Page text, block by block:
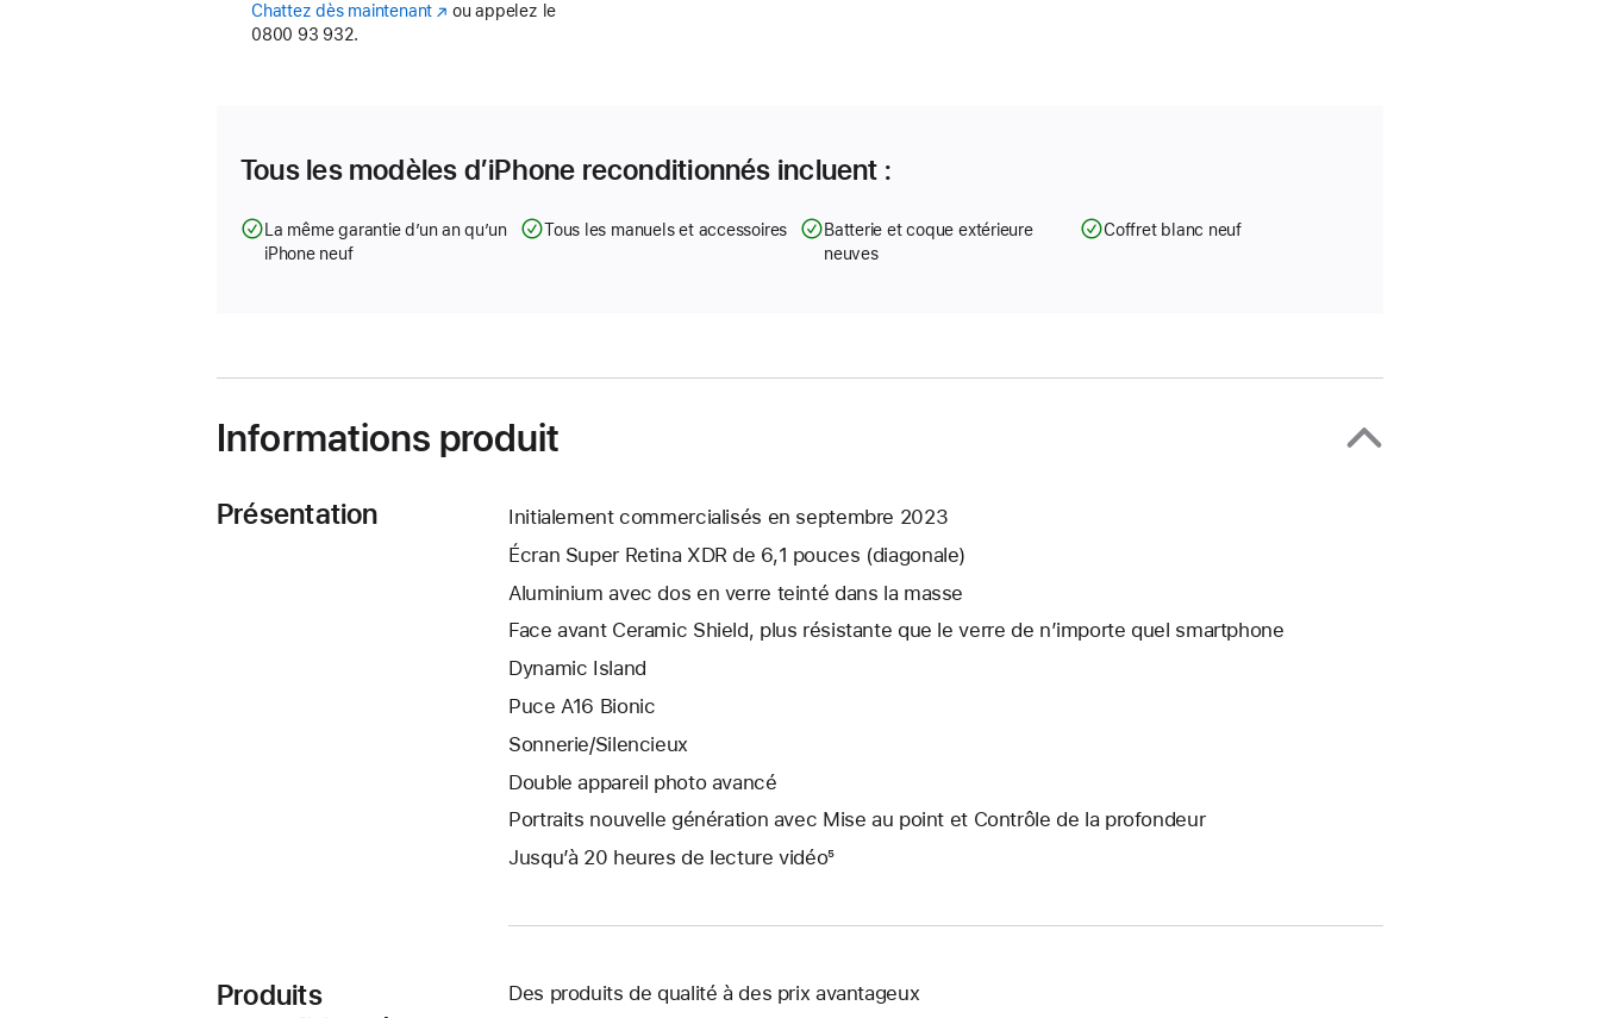
Chattez dès maintenant (s’ouvre
ou appelez le
0800 93 932.
Tous les modèles d’iPhone reconditionnés incluent :
La même garantie d’un an qu’un
iPhone neuf
Tous les manuels et accessoires
Batterie et coque extérieure
neuves
Coffret blanc neuf
Informations produit
Présentation
Initialement commercialisés en septembre 2023
Écran Super Retina XDR de 6,1 pouces (diagonale)
Aluminium avec dos en verre teinté dans la masse
Face avant Ceramic Shield, plus résistante que le verre de n’importe quel smartphone
Dynamic Island
Puce A16 Bionic
Sonnerie/Silencieux
Double appareil photo avancé
Portraits nouvelle génération avec Mise au point et Contrôle de la profondeur
Jusqu’à 20 heures de lecture vidéo⁵
Produits
Des produits de qualité à des prix avantageux